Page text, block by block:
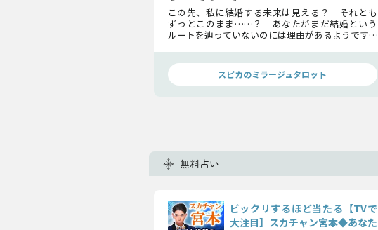
この先、私に結婚する未来は見える？ それとも
ずっとこのまま……？ あなたがまだ結婚という
ルートを辿っていないのには理由があるようです。
幸せは約束されるはずです。
スピカのミラージュタロット
無料占い
ビックリするほど当たる【TVで
大注目】スカチャン宮本◆あなた